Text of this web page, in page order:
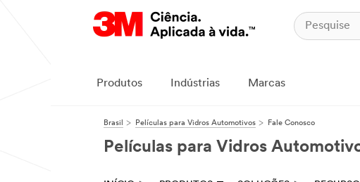
Produtos Indústrias Marcas
Brasil Películas para Vidros Automotivos Fale Conosco
Películas para Vidros